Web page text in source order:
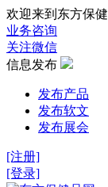
欢迎来到东方保
业务咨询
关注微信
信息发布
发布产品
发布软文
发布展会
[注册]
[登录]